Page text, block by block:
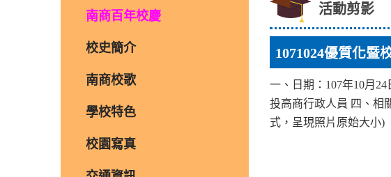
南商百年校慶
校史簡介
南商校歌
學校特色
校園寫真
活動剪影
1071024優質化暨
一、日期：107年10月
投高商行政人員 四、相
式，呈現照片原始大小)